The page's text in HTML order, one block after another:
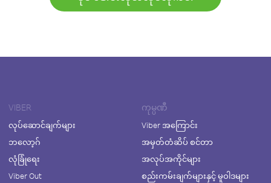
VIBER
လုပ်ဆောင်ချက်များ
ဘလော့ဂ်
လုံခြုံရေး
Viber Out
ကုမ္ပဏီ
Viber အကြောင်း
အမှတ်တံဆိပ် စင်တာ
အလုပ်အကိုင်များ
စည်းကမ်းချက်များနှင့် မူဝါဒများ